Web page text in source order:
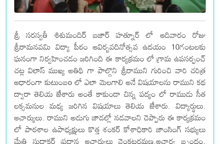
శ్రీ సరస్వతీ శిశుమందిర్ బజార్ హత్నూర్ లో ఆదివారం రోజు
శ్రీరామనవమి విద్యా పీఠం ఆవిర్బవదినోత్సవ ఉదయం 10గంటలకు
ఘనంగా నిర్వహించడం జరిగింది ఈ కార్యక్రమం లో గ్రామ ఉపసర్పంచ్
చట్ల విలాస్ ముఖ్య అతిథి గా పాల్గొని శ్రీరాముని గురించి వారి చరిత్ర
ఆధారంగా కుటుంబo లో ఎలా మెలగాలి అనే విషయాలను రాముని కథ
ద్వారా తెలియ జేశారు అంతే కాకుండా చిన్న పద్యం లో రాముడు సీత
లక్సమనుల మధ్య జరిగిన విషయాలు తెలియ జేశారు. విద్యార్థులు.
ఆచార్యులు. రాముని అడుగు జాడల్లో నడవాలని చెప్పారు ఈ కార్యక్రమం
లో పాఠశాల ఉపాధ్యక్షులు కొత్త శంకర్ కోశాధికారి జాంసింగ్ సభ్యులు